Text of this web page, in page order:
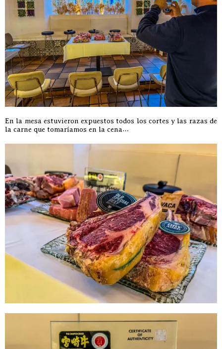
En la mesa estuvieron expuestos todos los cortes y las razas de
la carne que tomaríamos en la cena…